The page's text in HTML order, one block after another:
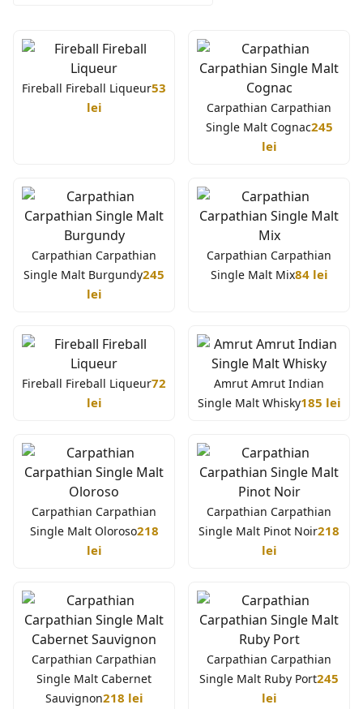
Fireball Fireball Liqueur53
lei
Carpathian Carpathian
Single Malt Cognac245
lei
Carpathian Carpathian
Single Malt Burgundy245
lei
Carpathian Carpathian
Single Malt Mix84 lei
Fireball Fireball Liqueur72
lei
Amrut Amrut Indian
Single Malt Whisky185 lei
Carpathian Carpathian
Single Malt Oloroso218
lei
Carpathian Carpathian
Single Malt Pinot Noir218
lei
Carpathian Carpathian
Single Malt Cabernet
Sauvignon218 lei
Carpathian Carpathian
Single Malt Ruby Port245
lei